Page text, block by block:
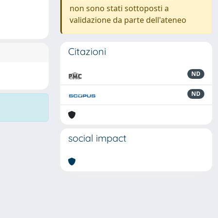
non sono stati sottoposti a
validazione da parte dell'ateneo
Citazioni
ND
ND
social impact